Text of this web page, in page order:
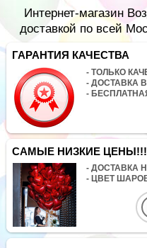
Интернет-магазин
доставкой по всей
ГАРАНТИЯ КАЧЕСТВА
- ТОЛЬКО
- ДОСТАВКА
-
САМЫЕ НИЗКИЕ ЦЕНЫ!!!
- ДОСТАВКА
- ЦВЕТ